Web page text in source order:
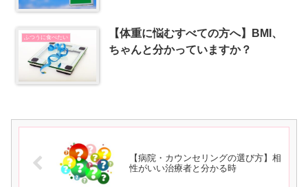
ふつうに食べたい
【体重に悩むすべての方へ】BMI、
ちゃんと分かっていますか？
【病院・カウンセリングの選び方】相
性がいい治療者と分かる時